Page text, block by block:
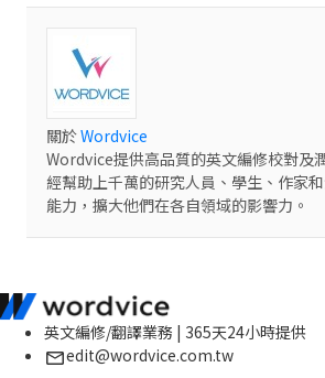
關於Wordvice
Wordvice提供高品質的英文編修校對及
經幫助上千萬的研究人員、學生、作家
能力，擴大他們在各自領域的影響力。
英文編修/翻譯業務 | 365天24小時提供
edit@wordvice.com.tw